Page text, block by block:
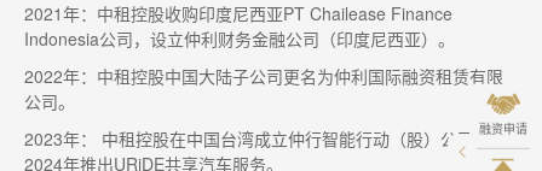
2021年：中租控股收购印度尼西亚PT Chailease Finance
Indonesia公司，设立仲利财务金融公司（印度尼西亚）。
2022年：中租控股中国大陆子公司更名为仲利国际融资租赁有限
公司。
2023年： 中租控股在中国台湾成立仲行智能行动（股）公司，
2024年推出URiDE共享汽车服务。
融资申请